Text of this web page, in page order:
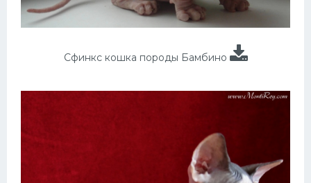
Сфинкс кошка породы Бамбино